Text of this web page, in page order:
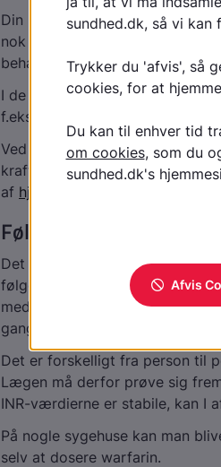
Din læge fortæller dig, hvorfor
nok også tale om, hvor længe
behandles i nogle måneder,
I de fleste tilfælde vil man
f.eks. efter en
Ved enkelte sygdomme er det
kraftigere og altså har højere
af hjerteklapsygdom
Følg selv med i dit INR-
Det er godt for dig at vide,
følge med. Du kan benytte et
medicindosis ind. I starten af
gange hver uge. Mængden af
Det er forskelligt fra person til
Lægen må derfor prøve sig
INR-værdierne er stabile, kan I
På nogle sygehuse kan man
selv at dosere warfarin.